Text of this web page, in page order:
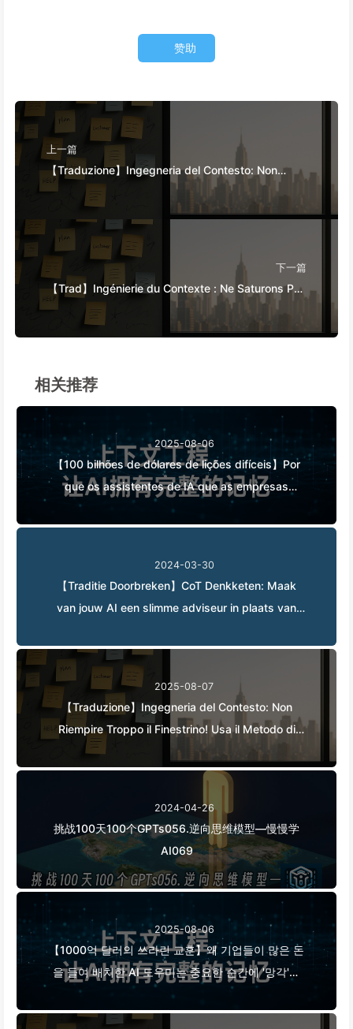
赞助
上一篇
【Traduzione】Ingegneria del Contesto: Non
Riempire Troppo il Finestrino! Usa il Metodo di
Scrittura e Filtraggio in Quattro Fasi, Fai
Attenzione alla Contaminazione, Confusione e
Conflitti, Tieni il Rumore Fuori dalla Finestra—
Impara Piano Piano l'AI 170
下一篇
【Trad】Ingénierie du Contexte : Ne Saturons Pas
Nos Fenêtres ! Utilisons Les Quatre Étapes de
Rédaction, Filtrage, Compression et Isolation,
Bruit à L'extérieur — Apprenons Lentement
相关推荐
2025-08-06
【100 bilhões de dólares de lições difíceis】Por
que os assistentes de IA que as empresas
gastam fortunas para implementar "esquecem"
nos momentos críticos, permitindo que
2024-03-30
【Traditie Doorbreken】CoT Denkketen: Maak
van jouw AI een slimme adviseur in plaats van
AI043
2025-08-07
【Traduzione】Ingegneria del Contesto: Non
Riempire Troppo il Finestrino! Usa il Metodo di
Scrittura e Filtraggio in Quattro Fasi, Fai
Attenzione alla Contaminazione, Confusione e
Impara Piano Piano l'AI 170
2024-04-26
挑战100天100个GPTs056.逆向思维模型—慢慢学
AI069
2025-08-06
【1000억 달러의 쓰라린 교훈】왜 기업들이 많은 돈
을 들여 배치한 AI 도우미는 중요한 순간에 '망각'하
고 오히려 경쟁자들은 90% 성능 향상을 이루었을
까? — 천천히 배우는 AI169